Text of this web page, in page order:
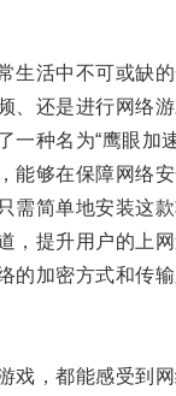
活中不可或缺的
还是进行网络游
种名为“鹰眼加速
够在保障网络安
简单地安装这款
提升用户的上网
加密方式和传输
，都能感受到网